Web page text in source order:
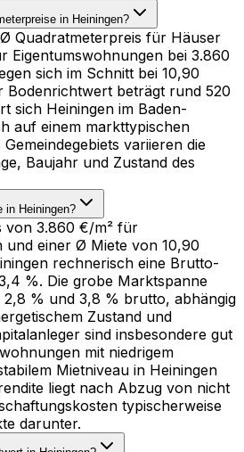
in Heiningen?
Quadratmeterpreis für Häuser
Eigentumswohnungen bei 3.860
sich im Schnitt bei 10,90
Bodenrichtwert beträgt rund 520
sich Heiningen im Baden-
auf einem markttypischen
variieren die
Baujahr und Zustand des
in Heiningen?
von 3.860 €/m² für
und einer Ø Miete von 10,90
rechnerisch eine Brutto-
%. Die grobe Marktspanne
2,8 % und 3,8 % brutto, abhängig
Zustand und
sind insbesondere gut
mit niedrigem
Mietniveau in Heiningen
liegt nach Abzug von nicht
typischerweise
darunter.